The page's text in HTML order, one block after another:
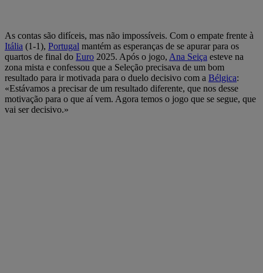
As contas são difíceis, mas não impossíveis. Com o empate frente à
Itália (1-1), Portugal mantém as esperanças de se apurar para os
quartos de final do Euro 2025. Após o jogo, Ana Seiça esteve na
zona mista e confessou que a Seleção precisava de um bom
resultado para ir motivada para o duelo decisivo com a Bélgica:
«Estávamos a precisar de um resultado diferente, que nos desse
motivação para o que aí vem. Agora temos o jogo que se segue, que
vai ser decisivo.»